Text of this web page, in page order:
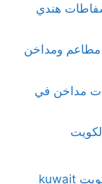
هندي
ومداخن
مداخن في
تركيب كاميرات مراقبة فني كاميرات الكويت kuwait